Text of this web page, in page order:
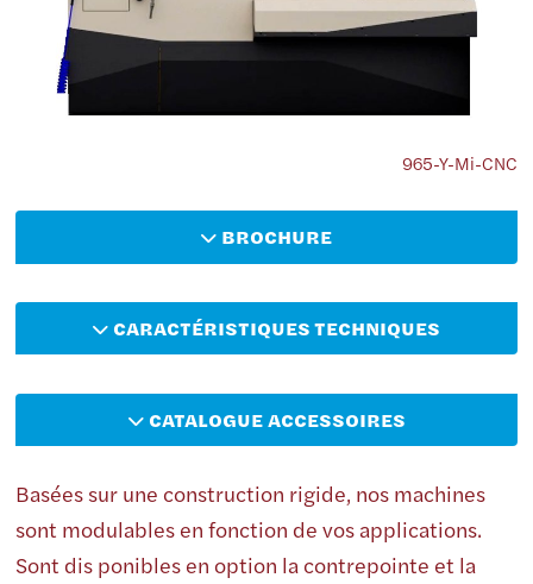
965-Y-Mi-CNC
BROCHURE
CARACTÉRISTIQUES TECHNIQUES
CATALOGUE ACCESSOIRES
Basées sur une construction rigide, nos machines
sont modulables en fonction de vos applications.
Sont dis ponibles en option la contrepointe et la